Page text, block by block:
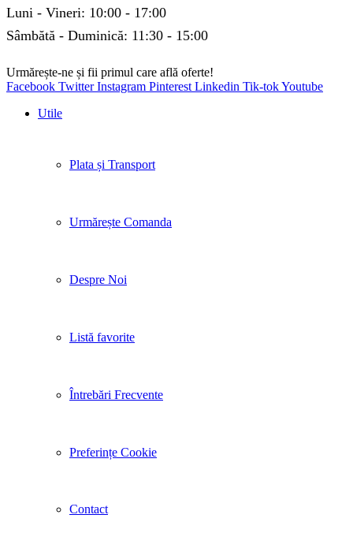
Luni - Vineri: 10:00 - 17:00
Sâmbătă - Duminică: 11:30 - 15:00
Urmărește-ne și fii primul care află oferte!
Facebook Twitter Instagram Pinterest Linkedin Tik-tokYoutube
Utile
Plata și Transport
Urmărește Comanda
Despre Noi
Listă favorite
Întrebări Frecvente
Preferințe Cookie
Contact